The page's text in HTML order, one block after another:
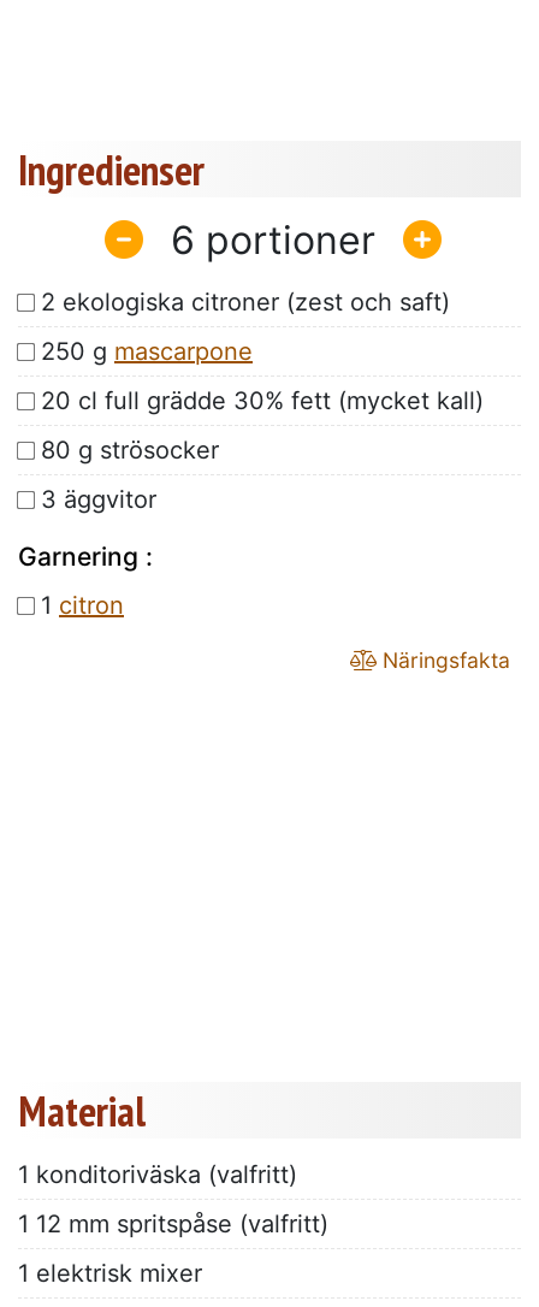
Ingredienser
6
2 ekologiska citroner (zest och saft)
250 g mascarpone
20 cl full grädde 30% fett (mycket kall)
80 g strösocker
3 äggvitor
Garnering :
1 citron
Näringsfakta
Material
1 konditoriväska (valfritt)
1 12 mm spritspåse (valfritt)
1 elektrisk mixer